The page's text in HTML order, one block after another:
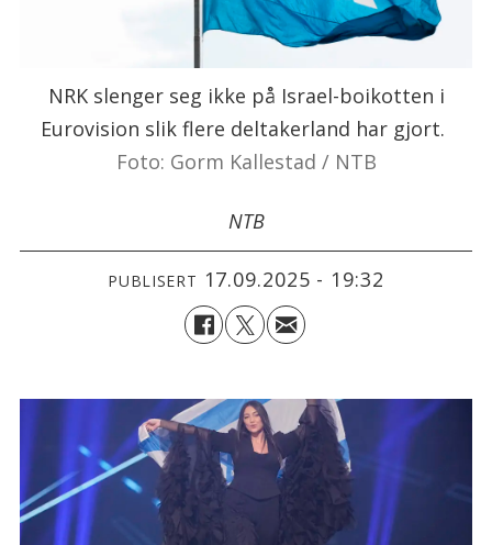
NRK slenger seg ikke på Israel-boikotten i
Eurovision slik flere deltakerland har gjort.
Foto: Gorm Kallestad / NTB
NTB
PUBLISERT 17.09.2025 - 19:32